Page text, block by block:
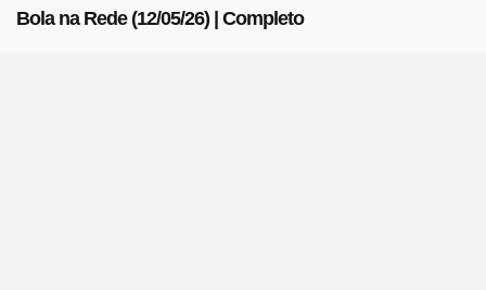
Bola na Rede (12/05/26) | Completo